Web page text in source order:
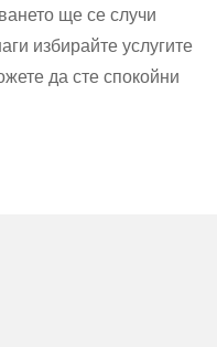
ще се случи
избирайте услугите
да сте спокойни